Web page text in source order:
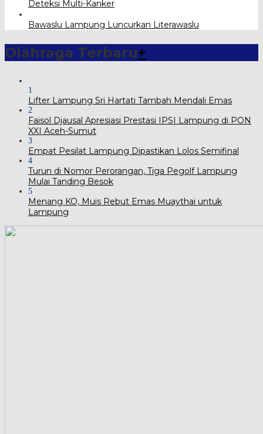
Deteksi Multi-Kanker
Bawaslu Lampung Luncurkan Literawaslu
Olahraga Terbaru+
1
Lifter Lampung Sri Hartati Tambah Mendali Emas
2
Faisol Djausal Apresiasi Prestasi IPSI Lampung di PON
XXI Aceh-Sumut
3
Empat Pesilat Lampung Dipastikan Lolos Semifinal
4
Turun di Nomor Perorangan, Tiga Pegolf Lampung
Mulai Tanding Besok
5
Menang KO, Muis Rebut Emas Muaythai untuk
Lampung